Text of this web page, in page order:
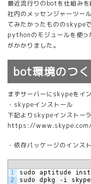
最近流行りのbotを仕組みを
社内のメッセンジャーツー
てみたかったもののskypeで
pythonのモジュールを使っ
がかかりました。
bot環境のつ
まずサーバーにskypeをイン
・skypeインストール
下記よりskypeインストー
https://
・依存パッケージのインス
1
2
sudo aptitude
sudo
dpkg -i skype